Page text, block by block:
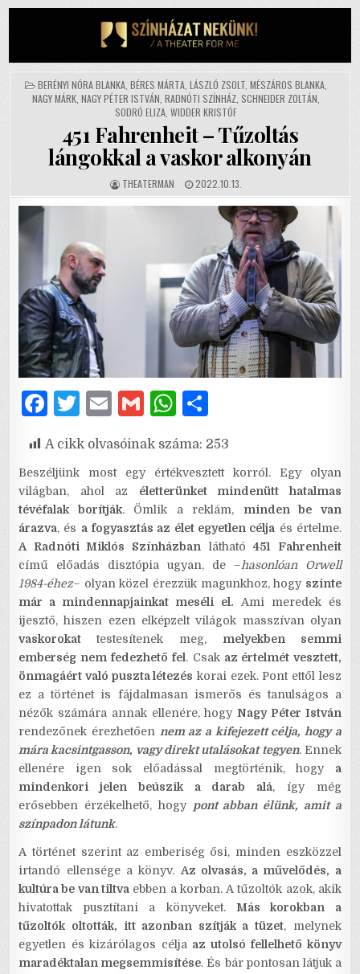
POSTED
IN
BERÉNYI NÓRA BLANKA BÉRES MÁRTA LÁSZLÓ ZSOLT MÉSZÁROS BLANKA
NAGY MÁRK NAGY PÉTER ISTVÁN RADNÓTI SZÍNHÁZ SCHNEIDER ZOLTÁN
SODRÓ ELIZA WIDDER KRISTÓF
451 Fahrenheit – Tűzoltás
lángokkal a vaskor alkonyán
AUTHOR:
THEATERMAN
PUBLISHED
DATE:
2022.10.13.
F
c
e
b
o
o
k
T
it
te
r
E
ai
l
G
ai
l
W
at
s
A
p
p
ar
e
A cikk olvasóinak száma: 253
Beszéljünk most egy értékvesztett korról. Egy olyan
világban, ahol az életterünket mindenütt hatalmas
tévéfalak borítják. Ömlik a reklám, minden be van
árazva, és a fogyasztás az élet egyetlen célja és értelme.
A Radnóti Miklós Színházban látható451 Fahrenheit
című előadás disztópia ugyan, de –hasonlóan Orwell
1984-éhez– olyan közel érezzük magunkhoz, hogy szinte
már a mindennapjainkat meséli el. Ami meredek és
ijesztő, hiszen ezen elképzelt világok masszívan olyan
vaskorokattestesítenek meg, melyekben semmi
emberség nem fedezhető fel. Csak az értelmét vesztett,
önmagáért való puszta létezés korai ezek. Pont ettől lesz
ez a történet is fájdalmasan ismerős és tanulságos a
nézők számára annak ellenére, hogyNagy Péter István
rendezőnek érezhetően nem az a kifejezett célja, hogy a
mára kacsintgasson, vagy direkt utalásokat tegyen. Ennek
ellenére igen sok előadással megtörténik, hogy a
mindenkori jelen beúszik a darab alá, így még
erősebben érzékelhető, hogy pont abban élünk, amit a
színpadon látunk.
A történet szerint az emberiség ősi, minden eszközzel
irtandó ellensége a könyv.Az olvasás, a művelődés, a
kultúra be van tiltvaebben a korban. A tűzoltók azok, akik
hivatottak pusztítani a könyveket. Más korokban a
tűzoltók oltották, itt azonban szítják a tüzet, melynek
egyetlen és kizárólagos célja az utolsó fellelhető könyv
maradéktalan megsemmisítése. És bár pontosan látjuk a